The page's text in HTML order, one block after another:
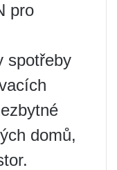
pro
spotřeby
domů,